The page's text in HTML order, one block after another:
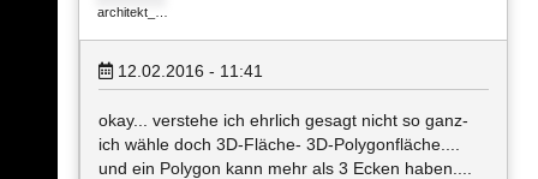
architekt_…
12.02.2016 - 11:41
okay... verstehe ich ehrlich gesagt nicht so ganz-
ich wähle doch 3D-Fläche- 3D-Polygonfläche....
und ein Polygon kann mehr als 3 Ecken haben....